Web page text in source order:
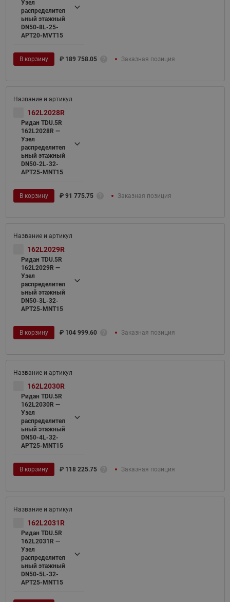
Узел
распределител
ьный этажный
DN50-8L-25-
APT20-MVT15
В корзину ₽ 189 758.05 Заказная позиция
162L2028R
Ридан TDU.5R
162L2028R —
Узел
распределител
ьный этажный
DN50-2L-32-
APT25-MNT15
В корзину ₽ 91 775.75 Заказная позиция
162L2029R
Ридан TDU.5R
162L2029R —
Узел
распределител
ьный этажный
DN50-3L-32-
APT25-MNT15
В корзину ₽ 104 999.60 Заказная позиция
162L2030R
Ридан TDU.5R
162L2030R —
Узел
распределител
ьный этажный
DN50-4L-32-
APT25-MNT15
В корзину ₽ 118 225.75 Заказная позиция
162L2031R
Ридан TDU.5R
162L2031R —
Узел
распределител
ьный этажный
DN50-5L-32-
APT25-MNT15